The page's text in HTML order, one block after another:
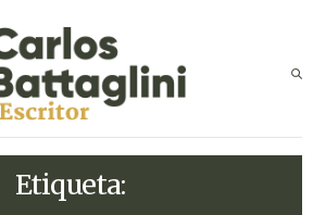
Etiqueta: